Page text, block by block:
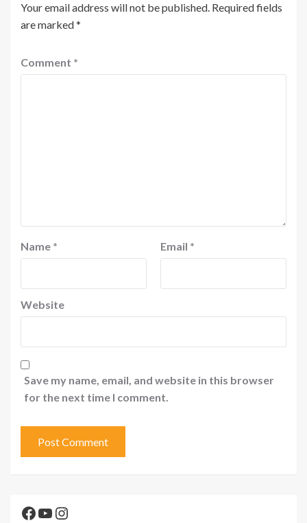
Your email address will not be published. Required fields
are marked*
Comment *
Name * Email *
Website
Save my name, email, and website in this browser
for the next time I comment.
Facebook
YouTube
Instagram